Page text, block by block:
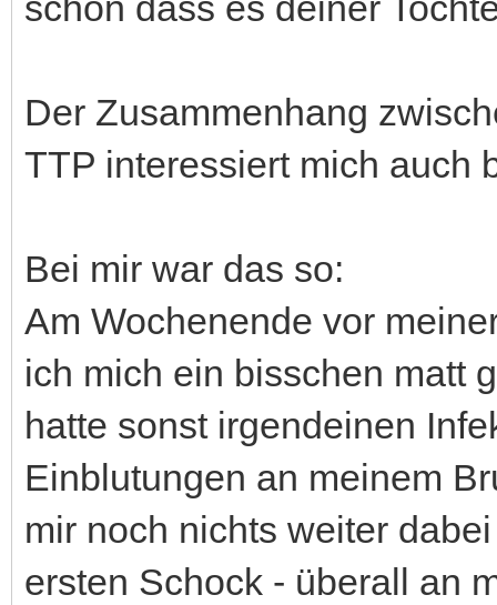
Der Zusammenhang
TTP interessiert mich auch
Bei mir war das so:
Am Wochenende vor
ich mich ein bisschen matt
hatte sonst irgendeinen
Einblutungen an meinem
mir noch nichts weiter
ersten Schock - überall an